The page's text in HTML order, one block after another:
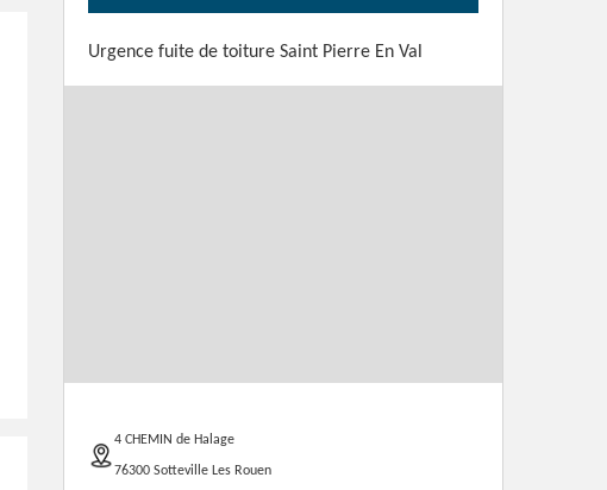
Urgence fuite de toiture Saint Pierre En Val
4 CHEMIN de Halage
76300 Sotteville Les Rouen